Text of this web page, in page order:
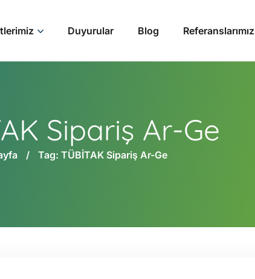
Duyurular Blog Referanslarımız
Sipariş Ar-Ge
Tag: TÜBİTAK Sipariş Ar-Ge